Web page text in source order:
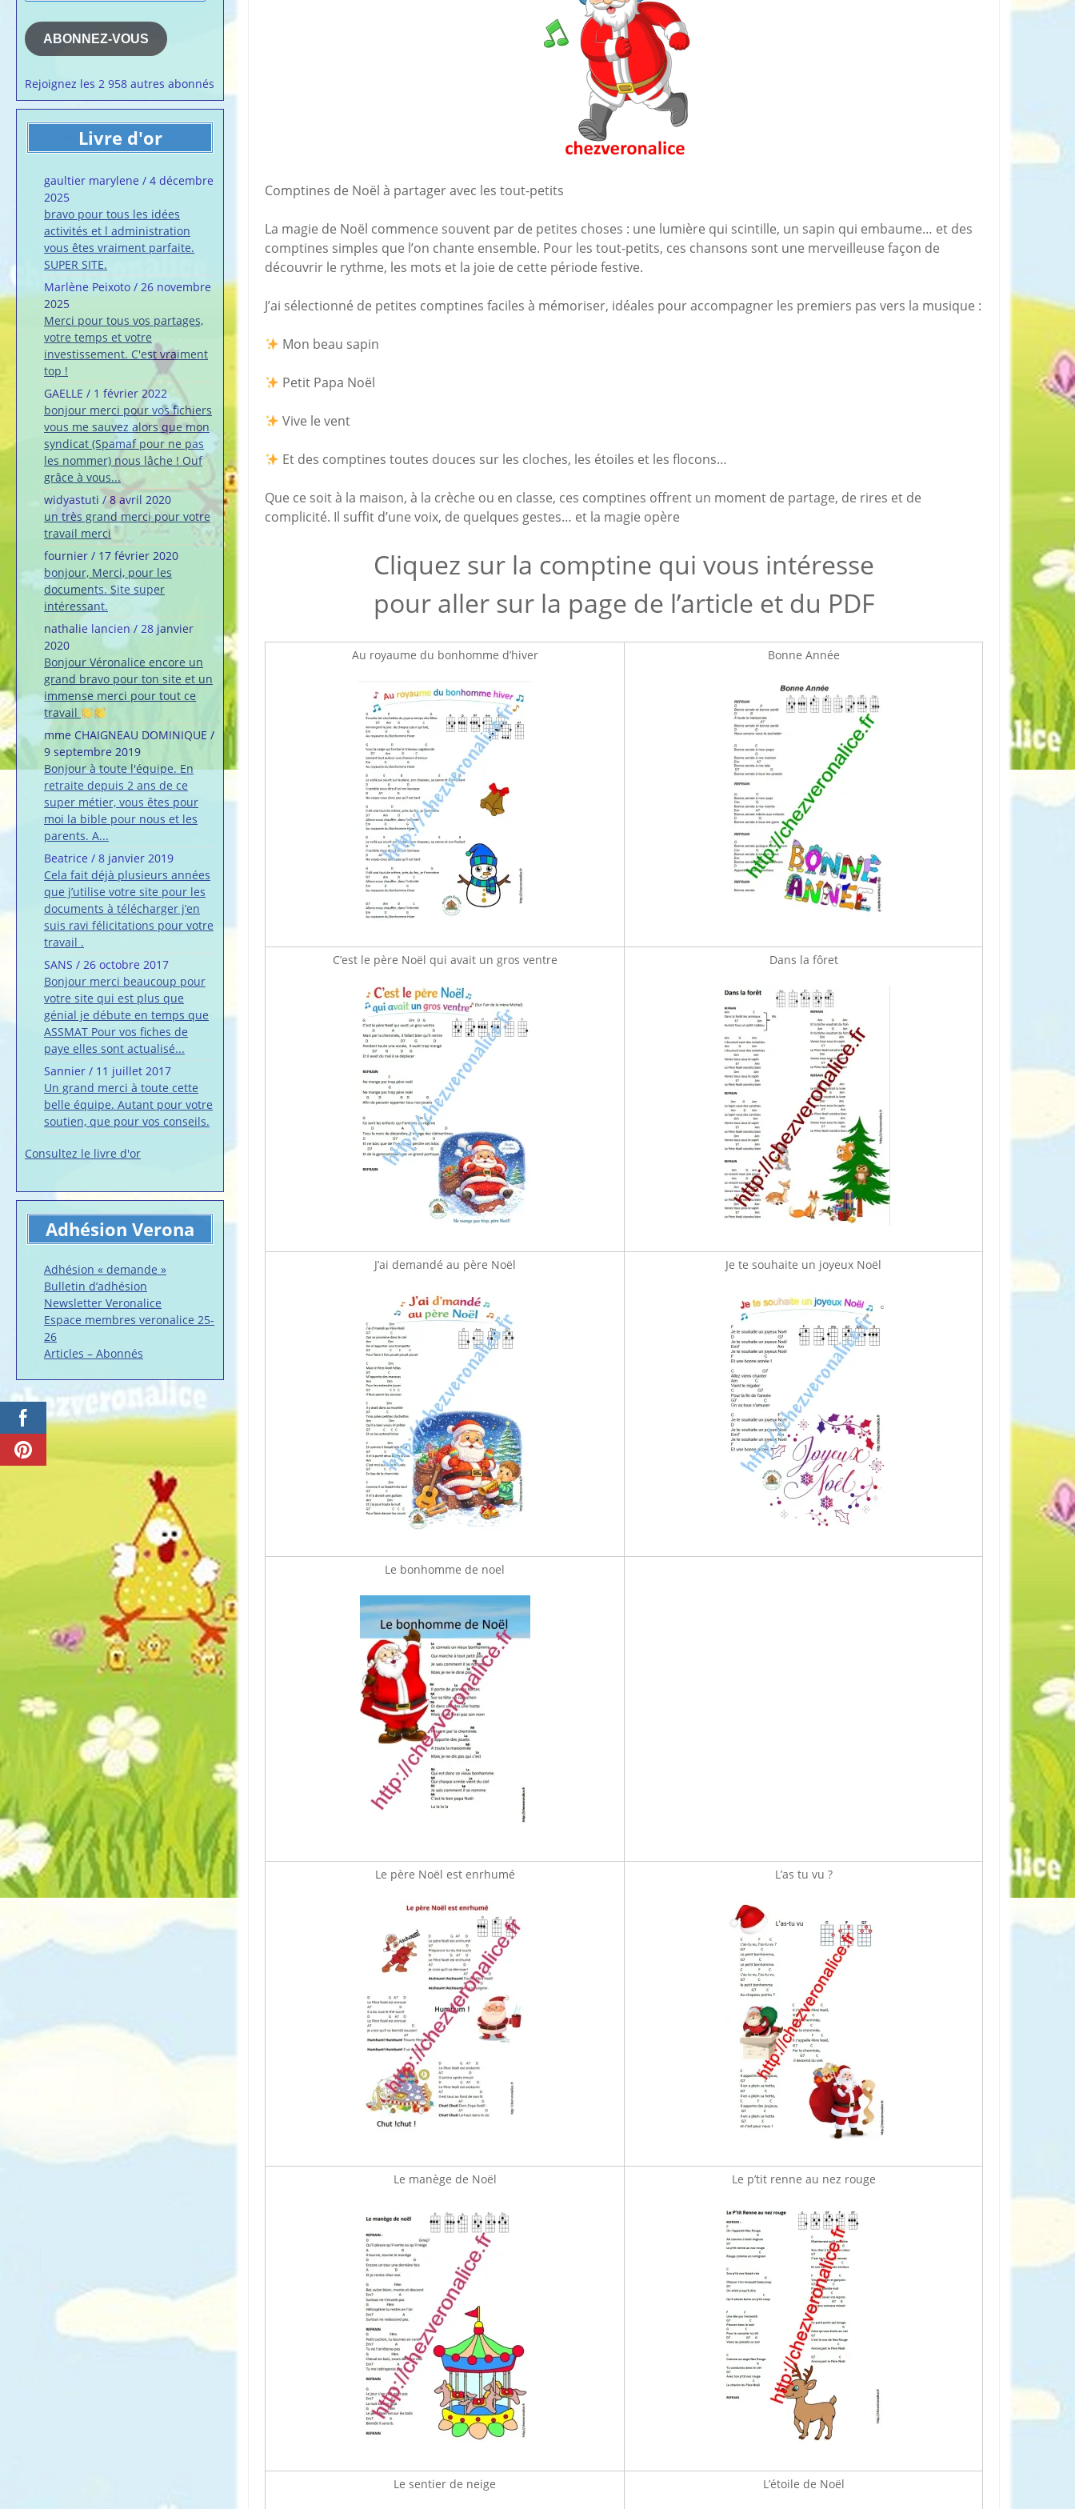
Mes articles préférés
mail
ABONNEZ-VOUS
Rejoignez les 2 958 autres abonnés
Livre d'or
gaultier marylene / 4 décembre
2025
bravo pour tous les idées
activités et l administration
vous êtes vraiment parfaite.
SUPER SITE.
Marlène Peixoto / 26 novembre
2025
Merci pour tous vos partages,
votre temps et votre
investissement. C'est vraiment
top !
GAELLE / 1 février 2022
bonjour merci pour vos fichiers
vous me sauvez alors que mon
syndicat (Spamaf pour ne pas
les nommer) nous lâche ! Ouf
grâce à vous...
widyastuti /8 avril 2020
un très grand merci pour votre
travail merci
fournier / 17 février 2020
bonjour, Merci, pour les
documents. Site super
intéressant.
nathalie lancien / 28 janvier
2020
Bonjour Véronalice encore un
grand bravo pour ton site et un
immense merci pour tout ce
travail
mme CHAIGNEAU DOMINIQUE /
9 septembre 2019
Bonjour à toute l'équipe. En
retraite depuis 2 ans de ce
super métier, vous êtes pour
moi la bible pour nous et les
parents. A...
Beatrice / 8 janvier 2019
Cela fait déjà plusieurs années
que j’utilise votre site pour les
documents à télécharger j’en
suis ravi félicitations pour votre
travail .
SANS / 26 octobre 2017
Bonjour merci beaucoup pour
votre site qui est plus que
génial je débute en temps que
ASSMAT Pour vos fiches de
paye elles sont actualisé...
Sannier / 11 juillet 2017
Un grand merci à toute cette
belle équipe. Autant pour votre
soutien, que pour vos conseils.
Consultez le livre d'or
Adhésion Verona
Adhésion « demande »
Bulletin d’adhésion
Newsletter Veronalice
Espace membres veronalice 25-
26
Articles – Abonnés
Comptines de Noël à partager avec les tout-petits
La magie de Noël commence souvent par de petites choses : une lumière qui scintille, un sapin qui embaume… et des
comptines simples que l’on chante ensemble. Pour les tout-petits, ces chansons sont une merveilleuse façon de
découvrir le rythme, les mots et la joie de cette période festive.
J’ai sélectionné de petites comptines faciles à mémoriser, idéales pour accompagner les premiers pas vers la musique :
Mon beau sapin
Petit Papa Noël
Vive le vent
Et des comptines toutes douces sur les cloches, les étoiles et les flocons…
Que ce soit à la maison, à la crèche ou en classe, ces comptines offrent un moment de partage, de rires et de
complicité. Il suffit d’une voix, de quelques gestes… et la magie opère
Cliquez sur la comptine qui vous intéresse
pour aller sur la page de l’article et du PDF
Au royaume du bonhomme d’hiver Bonne Année
C’est le père Noël qui avait un gros ventre Dans la fôret
J’ai demandé au père Noël Je te souhaite un joyeux Noël
Le bonhomme de noel
Le père Noël est enrhumé L’as tu vu ?
Le manège de Noël Le p’tit renne au nez rouge
Le sentier de neige L’étoile de Noël